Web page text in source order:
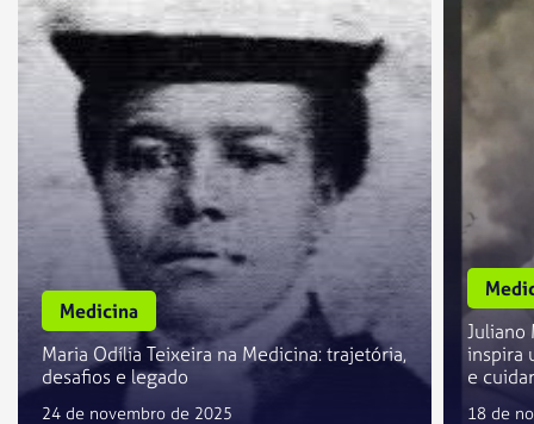
Medicina
Maria Odília Teixeira na Medicina: trajetória,
desafios e legado
24 de novembro de 2025
Juliano
inspira
e cuidar
18 de